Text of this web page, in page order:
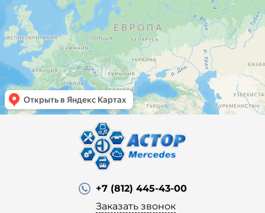
+7 (812) 445-43-00
Заказать звонок